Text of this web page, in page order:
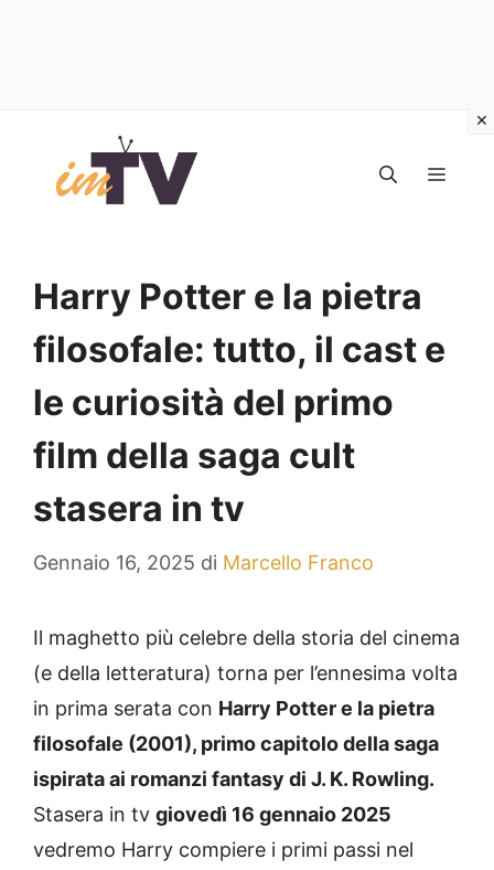
contenuto
Harry Potter e la pietra
filosofale: tutto, il cast e
le curiosità del primo
film della saga cult
stasera in tv
Gennaio 16, 2025 di Marcello Franco
Il maghetto più celebre della storia del cinema
(e della letteratura) torna per l’ennesima volta
in prima serata con Harry Potter e la pietra
filosofale (2001), primo capitolo della saga
ispirata ai romanzi fantasy di J. K. Rowling.
Stasera in tv giovedì 16 gennaio 2025
vedremo Harry compiere i primi passi nel